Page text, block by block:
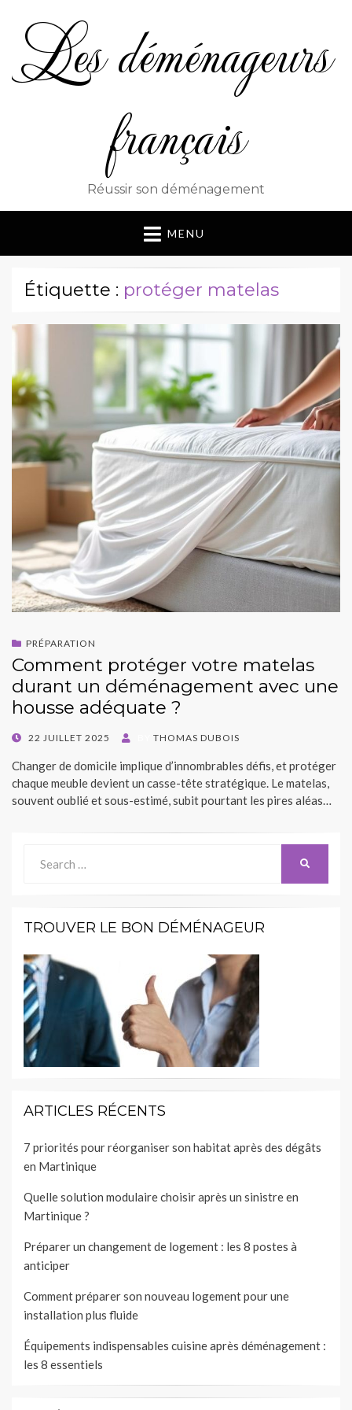
Les déménageurs
français
Réussir son déménagement
MENU
Étiquette : protéger matelas
PRÉPARATION
Comment protéger votre matelas
durant un déménagement avec une
housse adéquate ?
POSTED
22 JUILLET 2025 THOMAS DUBOIS
Changer de domicile implique d’innombrables défis, et protéger
chaque meuble devient un casse-tête stratégique. Le matelas,
souvent oublié et sous-estimé, subit pourtant les pires aléas…
for:
TROUVER LE BON DÉMÉNAGEUR
ARTICLES RÉCENTS
7 priorités pour réorganiser son habitat après des dégâts
en Martinique
Quelle solution modulaire choisir après un sinistre en
Martinique ?
Préparer un changement de logement : les 8 postes à
anticiper
Comment préparer son nouveau logement pour une
installation plus fluide
Équipements indispensables cuisine après déménagement :
les 8 essentiels